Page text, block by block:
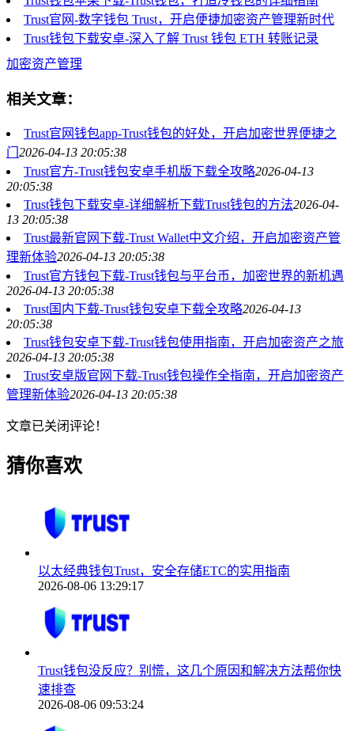
Trust官网-数字钱包 Trust，开启便捷加密资产管理新时代
Trust钱包下载安卓-深入了解 Trust 钱包 ETH 转账记录
加密资产管理
相关文章：
Trust官网钱包app-Trust钱包的好处，开启加密世界便捷之
门 2026-04-13 20:05:38
Trust官方-Trust钱包安卓手机版下载全攻略2026-04-13
20:05:38
Trust钱包下载安卓-详细解析下载Trust钱包的方法2026-04-
13 20:05:38
Trust最新官网下载-Trust Wallet中文介绍，开启加密资产管
理新体验2026-04-13 20:05:38
Trust官方钱包下载-Trust钱包与平台币，加密世界的新机遇
2026-04-13 20:05:38
Trust国内下载-Trust钱包安卓下载全攻略2026-04-13
20:05:38
Trust钱包安卓下载-Trust钱包使用指南，开启加密资产之旅
2026-04-13 20:05:38
Trust安卓版官网下载-Trust钱包操作全指南，开启加密资产
管理新体验2026-04-13 20:05:38
文章已关闭评论！
猜你喜欢
以太经典钱包Trust，安全存储ETC的实用指南
2026-08-06 13:29:17
Trust钱包没反应？别慌，这几个原因和解决方法帮你快
速排查
2026-08-06 09:53:24